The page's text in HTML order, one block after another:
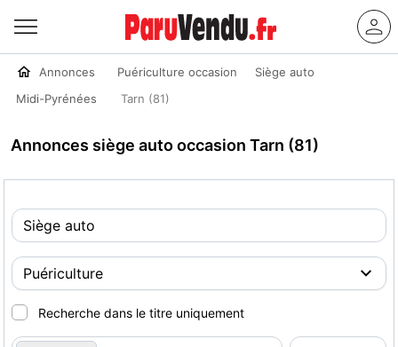
Annonces Puériculture occasion
Siège auto
Midi-Pyrénées
Tarn (81)
Annonces siège auto occasion Tarn (81)
Recherche dans le titre uniquement